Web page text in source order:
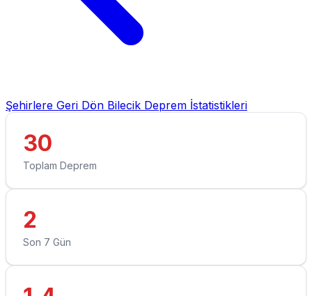
Şehirlere Geri Dön Bilecik Deprem İstatistikleri
30
Toplam Deprem
2
Son 7 Gün